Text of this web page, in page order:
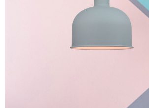
产品图册